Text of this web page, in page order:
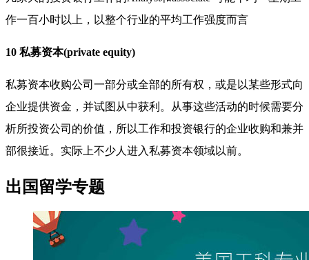
作一百小时以上，以整个行业的平均工作强度而言
10 私募资本(private equity)
私募资本收购公司一部分或全部的所有权，或是以某些形式向
企业提供资金，并试图从中获利。从事这些活动的时候需要分
析所投资公司的价值，所以工作和投资银行的企业收购和兼并
部很接近。实际上不少人进入私募资本领域以前。
出国留学专题